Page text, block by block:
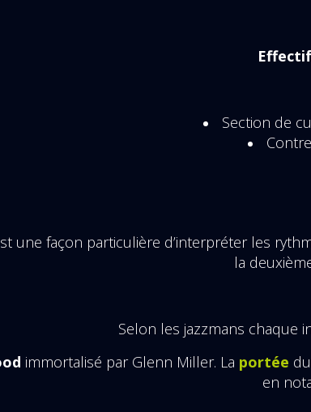
Section de
une façon particulière d’interpréter les
la
Selon les jazzmans chaque
immortalisé par Glenn Miller. La portée
en